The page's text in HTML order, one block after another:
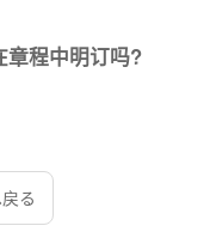
章程中明订吗?
る